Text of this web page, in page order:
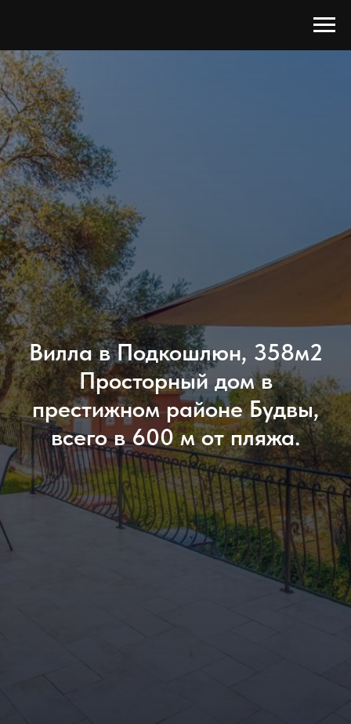
Вилла в Подкошлюн, 358м2
Просторный дом в
престижном районе Будвы,
всего в 600 м от пляжа.